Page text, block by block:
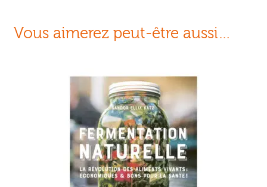
Vous aimerez peut-être aussi…